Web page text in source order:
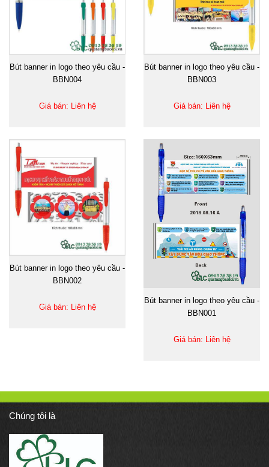
Bút banner in logo theo yêu cầu -
BBN004
Giá bán: Liên hệ
Bút banner in logo theo yêu cầu -
BBN003
Giá bán: Liên hệ
Bút banner in logo theo yêu cầu -
BBN002
Giá bán: Liên hệ
Bút banner in logo theo yêu cầu -
BBN001
Giá bán: Liên hệ
Chúng tôi là